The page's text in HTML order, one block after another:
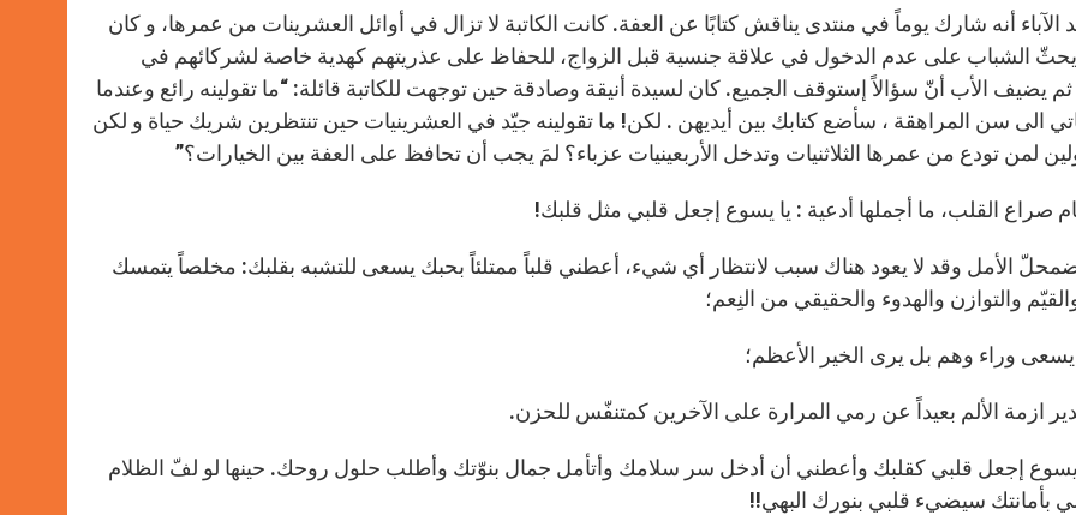
الآباء أنه شارك يوماً في منتدى يناقش كتابًا عن العفة. كانت الكاتبة لا تزال في أوائل العشرينات من عمرها، و كان
يحثّ الشباب على عدم الدخول في علاقة جنسية قبل الزواج، للحفاظ على عذريتهم كهدية خاصة لشركائهم في
ثم يضيف الأب أنّ سؤالاً إستوقف الجميع. كان لسيدة أنيقة وصادقة حين توجهت للكاتبة قائلة: “ما تقولينه رائع وعندما
الى سن المراهقة ، سأضع كتابك بين أيديهن . لكن! ما تقولينه جيّد في العشرينيات حين تنتظرين شريك حياة و لكن
لمن تودع من عمرها الثلاثنيات وتدخل الأربعينيات عزباء؟ لمَ يجب أن تحافظ على العفة بين الخيارات؟”
صراع القلب، ما أجملها أدعية : يا يسوع إجعل قلبي مثل قلبك!
الأمل وقد لا يعود هناك سبب لانتظار أي شيء، أعطني قلباً ممتلئاً بحبك يسعى للتشبه بقلبك: مخلصاً يتمسك
والتوازن والهدوء والحقيقي من النِعم؛
يسعى وراء وهم بل يرى الخير الأعظم؛
ازمة الألم بعيداً عن رمي المرارة على الآخرين كمتنفّس للحزن.
يسوع إجعل قلبي كقلبك وأعطني أن أدخل سر سلامك وأتأمل جمال بنوّتك وأطلب حلول روحك. حينها لو لفّ الظلام
بأمانتك سيضيء قلبي بنورك البهي!!